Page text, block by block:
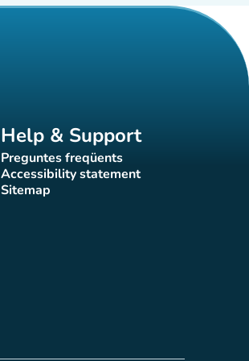
Help & Support
Preguntes freqüents
(new tab)
Accessibility statement
(new tab)
Sitemap(new tab)